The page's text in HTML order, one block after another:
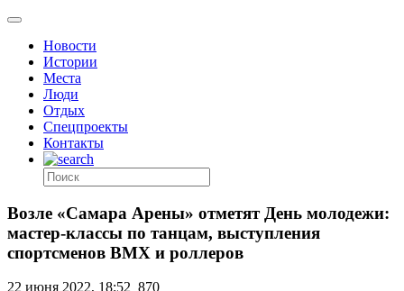
Новости
Истории
Места
Люди
Отдых
Спецпроекты
Контакты
Возле «Самара Арены» отметят День молодежи:
мастер-классы по танцам, выступления
спортсменов BMX и роллеров
22 июня 2022, 18:52 870